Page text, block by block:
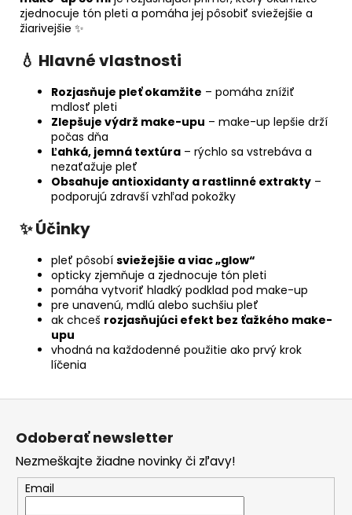
zjednocuje tón pleti a pomáha jej pôsobiť sviežejšie a
žiarivejšie ✨
💧 Hlavné vlastnosti
Rozjasňuje pleť okamžite – pomáha znížiť
mdlosť pleti
Zlepšuje výdrž make-upu – make-up lepšie drží
počas dňa
Ľahká, jemná textúra – rýchlo sa vstrebáva a
nezaťažuje pleť
Obsahuje antioxidanty a rastlinné extrakty –
podporujú zdravší vzhľad pokožky
✨ Účinky
pleť pôsobí sviežejšie a viac „glow“
opticky zjemňuje a zjednocuje tón pleti
pomáha vytvoriť hladký podklad pod make-up
pre unavenú, mdlú alebo suchšiu pleť
ak chceš rozjasňujúci efekt bez ťažkého make-
upu
vhodná na každodenné použitie ako prvý krok
líčenia
Z
Odoberať newsletter
Nezmeškajte žiadne novinky či zľavy!
Email